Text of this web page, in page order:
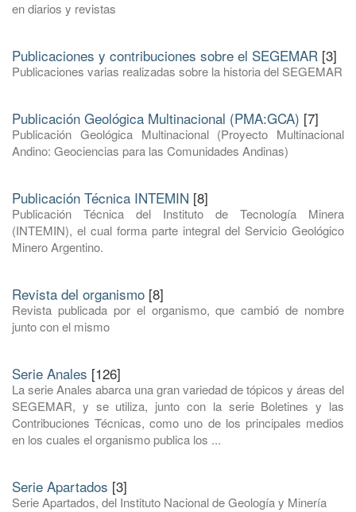
en diarios y revistas
Publicaciones y contribuciones sobre el SEGEMAR [3]
Publicaciones varias realizadas sobre la historia del SEGEMAR
Publicación Geológica Multinacional (PMA:GCA) [7]
Publicación Geológica Multinacional (Proyecto Multinacional
Andino: Geociencias para las Comunidades Andinas)
Publicación Técnica INTEMIN [8]
Publicación Técnica del Instituto de Tecnología Minera
(INTEMIN), el cual forma parte integral del Servicio Geológico
Minero Argentino.
Revista del organismo [8]
Revista publicada por el organismo, que cambió de nombre
junto con el mismo
Serie Anales [126]
La serie Anales abarca una gran variedad de tópicos y áreas del
SEGEMAR, y se utiliza, junto con la serie Boletines y las
Contribuciones Técnicas, como uno de los principales medios
en los cuales el organismo publica los ...
Serie Apartados [3]
Serie Apartados, del Instituto Nacional de Geología y Minería